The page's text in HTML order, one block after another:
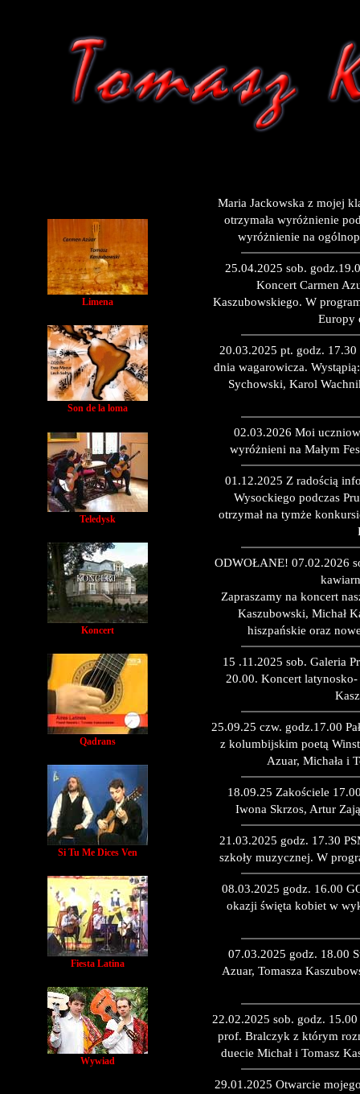
Limena
Son de la loma
Teledysk
Koncert
Qadrans
Si Tu Me Dices Ven
Fiesta Latina
Wywiad
Maria Jackowska z mojej
otrzymała wyróżnienie
wyróżnienie na
25.04.2025 sob.
Koncert Carmen
Kaszubowskiego. W
Europy
20.03.2025 pt. godz.
dnia wagarowicza.
Sychowski, Karol
02.03.2026 Moi
wyróżnieni na Małym
01.12.2025 Z radością
Wysockiego podczas
otrzymał na tymże
ODWOŁANE! 07.02.2026
Zapraszamy na koncert
Kaszubowski, Michał
hiszpańskie oraz
15 .11.2025 sob. Galeria
20.00. Koncert latynosko-
25.09.25 czw. godz.17.00
z kolumbijskim poetą
Azuar, Michała i
18.09.25 Zakościele
Iwona Skrzos, Artur
21.03.2025 godz. 17.30
szkoły muzycznej. W
08.03.2025 godz. 16.00
okazji święta kobiet w
07.03.2025 godz. 18.00
Azuar, Tomasza
22.02.2025 sob. godz.
prof. Bralczyk z którym
duecie Michał i Tomasz
29.01.2025 Otwarcie